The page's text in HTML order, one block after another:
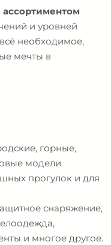
и уровней
необходимое,
мечты в
горные,
модели.
прогулок и для
снаряжение,
и многое другое.